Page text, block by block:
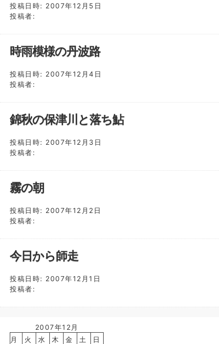
投稿日時: 2007年12月5日
投稿者:
時雨模様の丹波路
投稿日時: 2007年12月4日
投稿者:
錦秋の保津川と落ち鮎
投稿日時: 2007年12月3日
投稿者:
霧の朝
投稿日時: 2007年12月2日
投稿者:
今日から師走
投稿日時: 2007年12月1日
投稿者:
2007年12月
月
火 水 木 金 土
日